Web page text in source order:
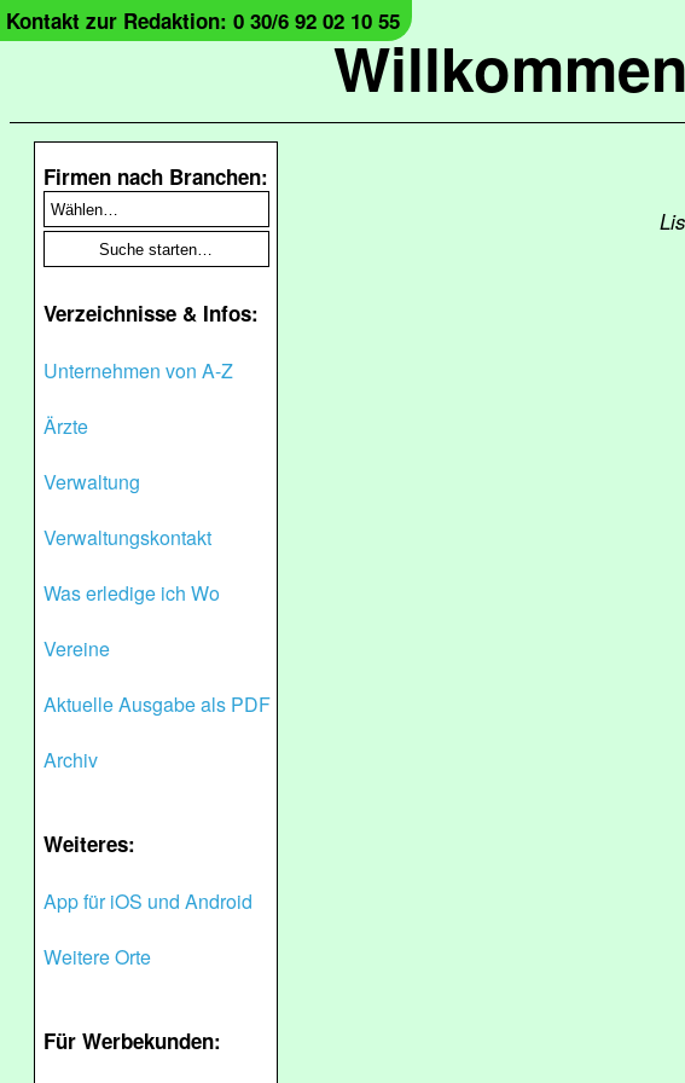
Kontakt zur Redaktion: 0 30/6 92 02 10 55
Firmen nach Branchen:
Verzeichnisse & Infos:
Unternehmen von A-Z
Ärzte
Verwaltung
Verwaltungskontakt
Was erledige ich Wo
Vereine
Aktuelle Ausgabe als PDF
Archiv
Weiteres:
App für iOS und Android
Weitere Orte
Für Werbekunden: